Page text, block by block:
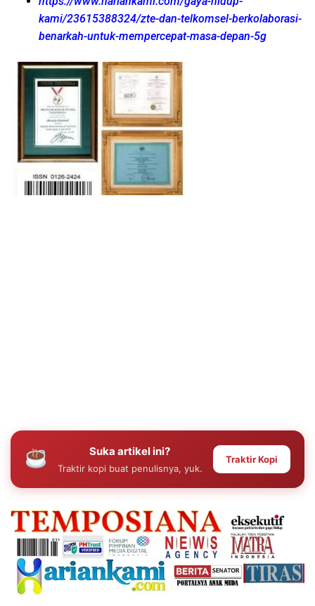
kami/23615388324/zte-dan-telkomsel-berkolaborasi-
benarkah-untuk-mempercepat-masa-depan-5g
Suka artikel ini?
Traktir kopi buat penulisnya, yuk.
Traktir Kopi